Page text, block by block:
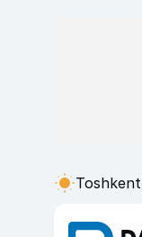
Toshkent